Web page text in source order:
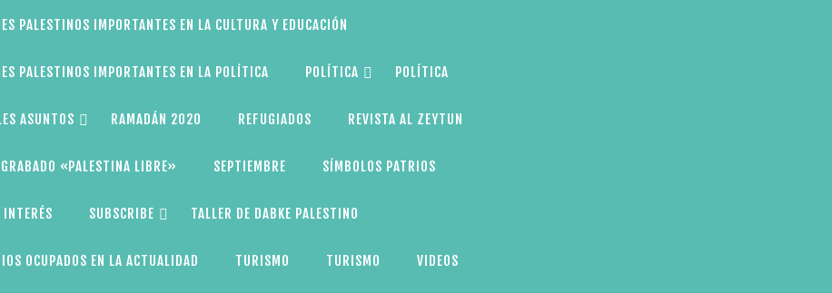
PALESTINOS IMPORTANTES EN LA CULTURA Y EDUCACIÓN
PALESTINOS IMPORTANTES EN LA POLÍTICA POLÍTICA POLÍTICA
ASUNTOS RAMADÁN 2020 REFUGIADOS REVISTA AL ZEYTUN
«PALESTINA LIBRE» SEPTIEMBRE SÍMBOLOS PATRIOS
SUBSCRIBE TALLER DE DABKE PALESTINO
OCUPADOS EN LA ACTUALIDAD TURISMO TURISMO VIDEOS